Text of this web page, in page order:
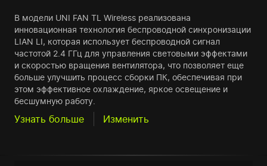
В модели UNI FAN TL Wireless реализована
инновационная технология беспроводной синхронизации
LIAN LI, которая использует беспроводной сигнал
частотой 2.4 ГГц для управления световыми эффектами
и скоростью вращения вентилятора, что позволяет еще
больше улучшить процесс сборки ПК, обеспечивая при
этом эффективное охлаждение, яркое освещение и
бесшумную работу.
Узнать больше Изменить